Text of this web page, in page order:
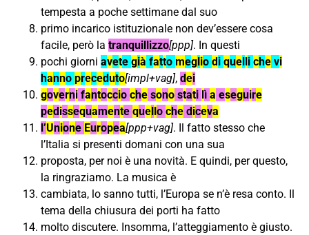
tempesta a poche settimane dal suo
primo incarico istituzionale non dev’essere cosa
facile, però la tranquillizzo[ppp]. In questi
pochi giorni avete già fatto meglio di quelli chevi
hanno preceduto[impl+vag], dei
governifantoccio chesonostati lì a eseguire
pedissequamente quello chediceva
l’Unione Europea[ppp+vag]. Il fatto stesso che
l’Italia si presenti domani con una sua
proposta, per noi è una novità. E quindi, per questo,
la ringraziamo. La musica è
cambiata, lo sanno tutti, l’Europa se n’è resa conto. Il
tema della chiusura dei porti ha fatto
molto discutere. Insomma, l’atteggiamento è giusto.